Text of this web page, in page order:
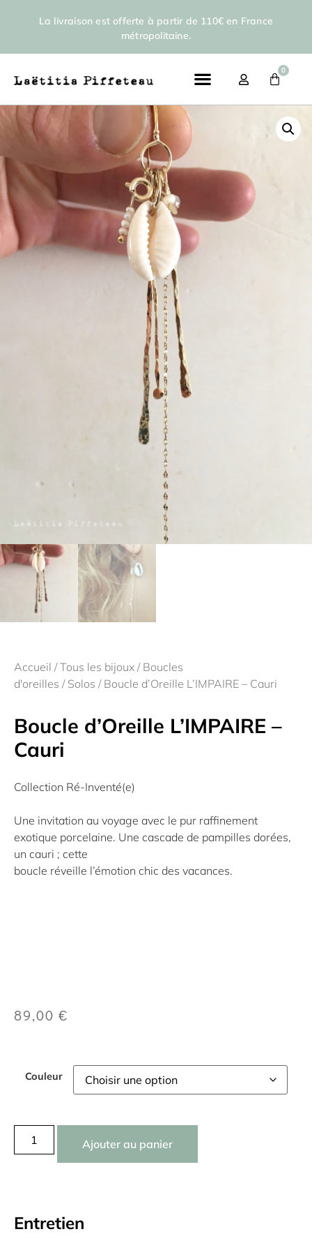
La livraison est offerte à partir de 110€ en France
métropolitaine.
0
Accueil /Tous les bijoux / Boucles
d'oreilles / Solos / Boucle d’Oreille L’IMPAIRE – Cauri
Boucle d’Oreille L’IMPAIRE –
Cauri
Collection Ré-Inventé(e)
Une invitation au voyage avec le pur raffinement
exotique porcelaine. Une cascade de pampilles dorées,
un cauri ; cette
boucle réveille l’émotion chic des vacances.
89,00 €
Couleur
Ajouter au panier
Entretien